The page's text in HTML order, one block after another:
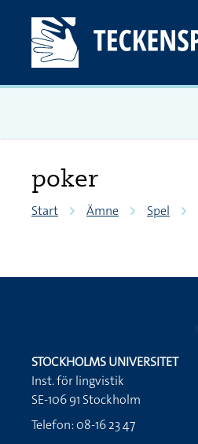
poker
Start Ämne Spel
STOCKHOLMS UNIVERSITET
Inst. för lingvistik
SE-106 91 Stockholm
Telefon: 08-16 23 47